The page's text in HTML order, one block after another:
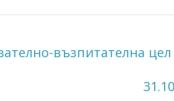
възпитателна цел